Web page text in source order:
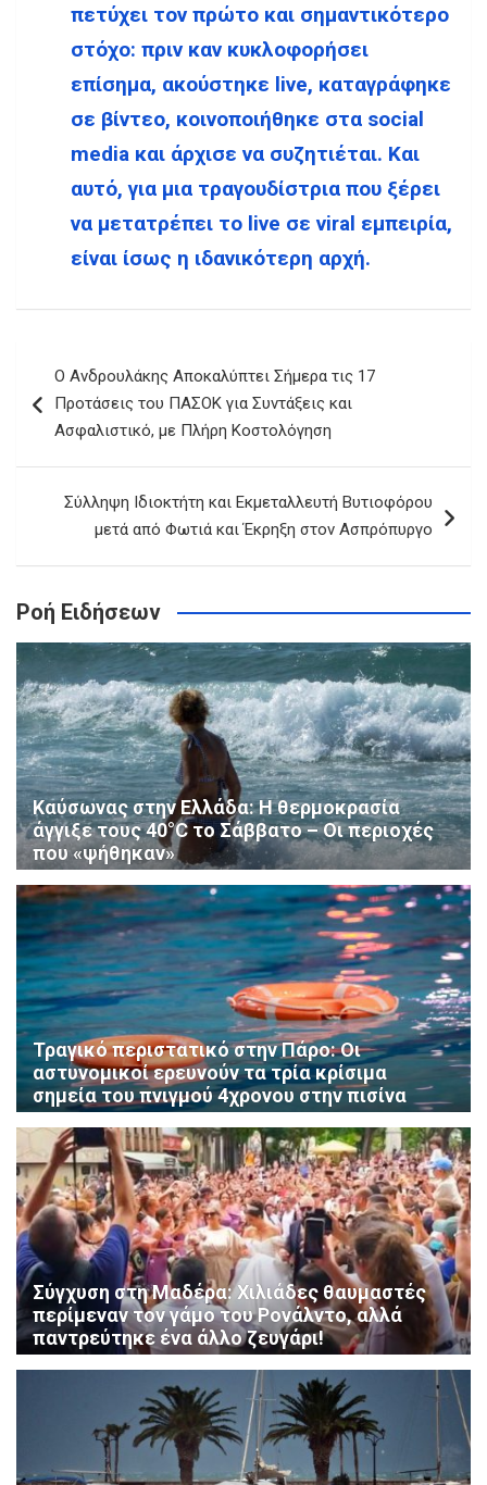
πετύχει τον πρώτο και σημαντικότερο
στόχο: πριν καν κυκλοφορήσει
επίσημα, ακούστηκε live, καταγράφηκε
σε βίντεο, κοινοποιήθηκε στα social
media και άρχισε να συζητιέται. Και
αυτό, για μια τραγουδίστρια που ξέρει
να μετατρέπει το live σε viral εμπειρία,
είναι ίσως η ιδανικότερη αρχή.
άρθρων
Ο Ανδρουλάκης Αποκαλύπτει Σήμερα τις 17
Προτάσεις του ΠΑΣΟΚ για Συντάξεις και
Ασφαλιστικό, με Πλήρη Κοστολόγηση
Σύλληψη Ιδιοκτήτη και Εκμεταλλευτή Βυτιοφόρου
μετά από Φωτιά και Έκρηξη στον Ασπρόπυργο
Ροή Ειδήσεων
Καύσωνας στην Ελλάδα: Η θερμοκρασία
άγγιξε τους 40°C το Σάββατο – Οι περιοχές
που «ψήθηκαν»
Τραγικό περιστατικό στην Πάρο: Οι
αστυνομικοί ερευνούν τα τρία κρίσιμα
σημεία του πνιγμού 4χρονου στην πισίνα
Σύγχυση στη Μαδέρα: Χιλιάδες θαυμαστές
περίμεναν τον γάμο του Ρονάλντο, αλλά
παντρεύτηκε ένα άλλο ζευγάρι!